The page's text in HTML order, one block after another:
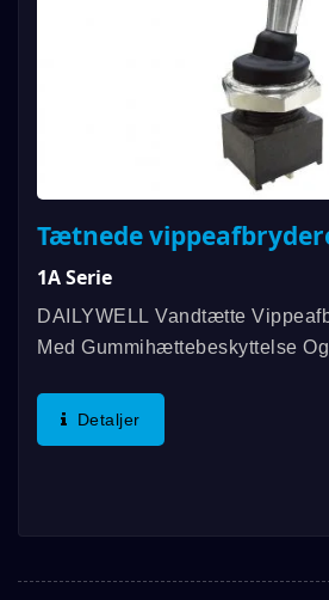
Tætnede
1A Serie
DAILYWELL Vandtætte
Med Gummihættebeskyttelse
Afbryderfunktioner Til Kunderne.
Temperaturintervallet Er Mellem...
Detaljer